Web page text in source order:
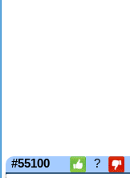
#55100 ?